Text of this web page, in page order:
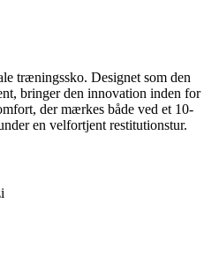
træningssko. Designet som den
bringer den innovation inden for
der mærkes både ved et 10-
en velfortjent restitutionstur.